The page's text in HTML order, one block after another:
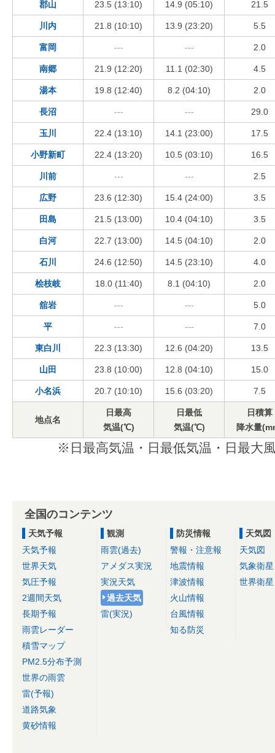
郡山 23.5 (13:10) 14.9 (05:10) 21.5
川内 21.8 (10:10) 13.9 (23:20) 5.5
富岡 --- --- 2.0
南郷 21.9 (12:20) 11.1 (02:30) 4.5
湯本 19.8 (12:40) 8.2 (04:10) 2.0
長沼 --- --- 29.0
玉川 22.4 (13:10) 14.1 (23:00) 17.5
小野新町 22.4 (13:20) 10.5 (03:10) 16.5
川前 --- --- 2.5
広野 23.6 (12:30) 15.4 (24:00) 3.5
田島 21.5 (13:00) 10.4 (04:10) 3.5
白河 22.7 (13:00) 14.5 (04:10) 2.0
石川 24.6 (12:50) 14.5 (23:10) 4.0
桧枝岐 18.0 (11:40) 8.1 (04:10) 2.0
舘岩 --- --- 5.0
平 --- --- 7.0
東白川 22.3 (13:30) 12.6 (04:20) 13.5
山田 23.8 (10:00) 12.8 (04:10) 15.0
小名浜 20.7 (10:10) 15.6 (03:20) 7.5
地点名
日最高
気温(℃)
日最低
気温(℃)
日積算
降水量
※日最高気温・日最低気温・日最大
全国のコンテンツ
天気予報
天気予報
世界天気
気圧予報
2週間天気
長期予報
雨雲レーダー
積雪マップ
PM2.5分布予測
世界の雨雲
雷(予報)
道路気象
黄砂情報
観測
雨雲(過去)
アメダス実況
実況天気
過去天気
雷(実況)
防災情報
警報・注意報
地震情報
津波情報
火山情報
台風情報
知る防災
天気図
天気図
気象衛星
世界衛星